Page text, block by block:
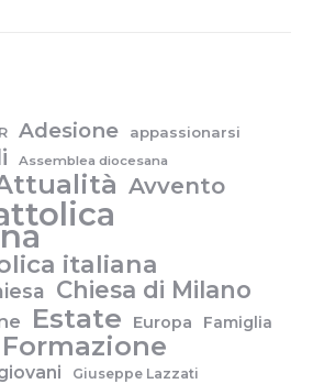
Adesione appassionarsi
Assemblea diocesana
Avvento
italiana
Chiesa di Milano
Estate Europa Famiglia
Formazione
Giuseppe Lazzati